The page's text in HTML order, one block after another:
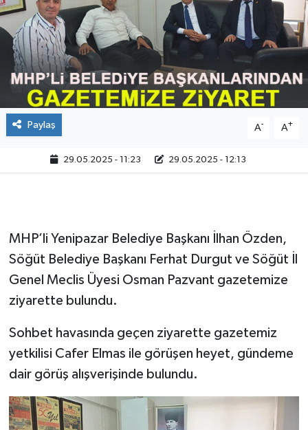
Paylaş A- A+
29.05.2025 - 11:23 29.05.2025 - 12:13
MHP’li Yenipazar Belediye Başkanı İlhan Özden,
Söğüt Belediye Başkanı Ferhat Durgut ve Söğüt İl
Genel Meclis Üyesi Osman Pazvant gazetemize
ziyarette bulundu.
Sohbet havasında geçen ziyarette gazetemiz
yetkilisi Cafer Elmas ile görüşen heyet, gündeme
dair görüş alışverişinde bulundu.